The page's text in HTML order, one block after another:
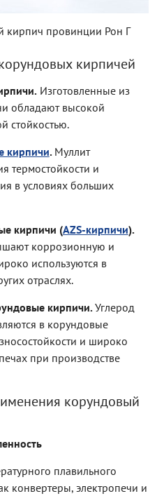
кирпич провинции Рон Г
кирпичей
Изготовленные из
обладают высокой
стойкостью.
кирпичи. Муллит
термостойкости и
в условиях больших
кирпичи (AZS-кирпичи).
коррозионную и
используются в
отраслях.
кирпичи.Углерод
в корундовые
и широко
при производстве
корундовый
плавильного
конвертеры, электропечи и